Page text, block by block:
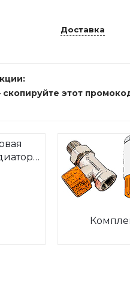
Доставка
скопируйте этот